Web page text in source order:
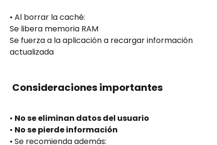
• Al borrar la caché:
Se libera memoria RAM
Se fuerza a la aplicación a recargar información
actualizada
Consideraciones importantes
• No se eliminan datos del usuario
• No se pierde información
• Se recomienda además: